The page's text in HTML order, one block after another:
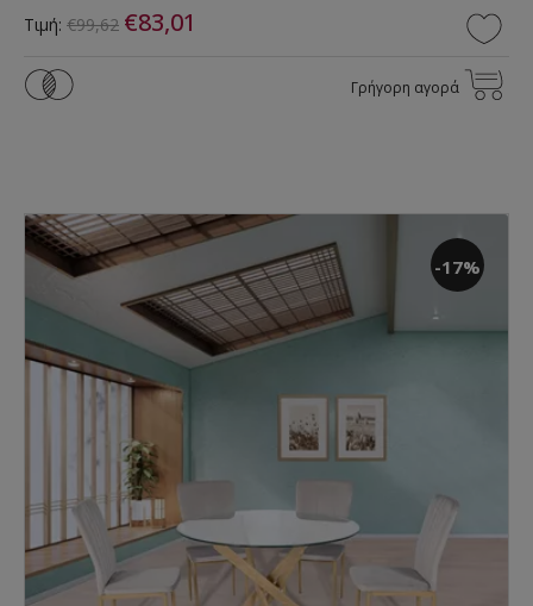
Τιμή: €99,62 €83,01
Γρήγορη αγορά
-17%